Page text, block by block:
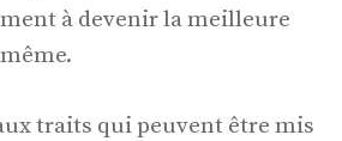
à devenir la meilleure
traits qui peuvent être mis